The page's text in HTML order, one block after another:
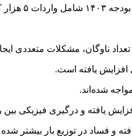
ناوگان، مشکلات متعددی
یافته است.
شده‌اند.
یافته و درگیری فیزیکی
و فساد در توزیع بار بیشتر